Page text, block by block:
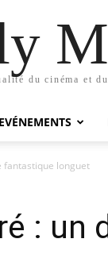
du cinéma et
EVÉNEMENTS
fantastique longuet
: un